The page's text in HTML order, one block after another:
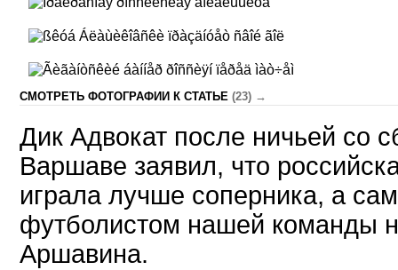
CМОТРЕТЬ ФОТОГРАФИИ К СТАТЬЕ (23) →
Дик Адвокат после ничьей со
Варшаве заявил, что
играла лучше соперника, а
футболистом нашей команды
Аршавина.